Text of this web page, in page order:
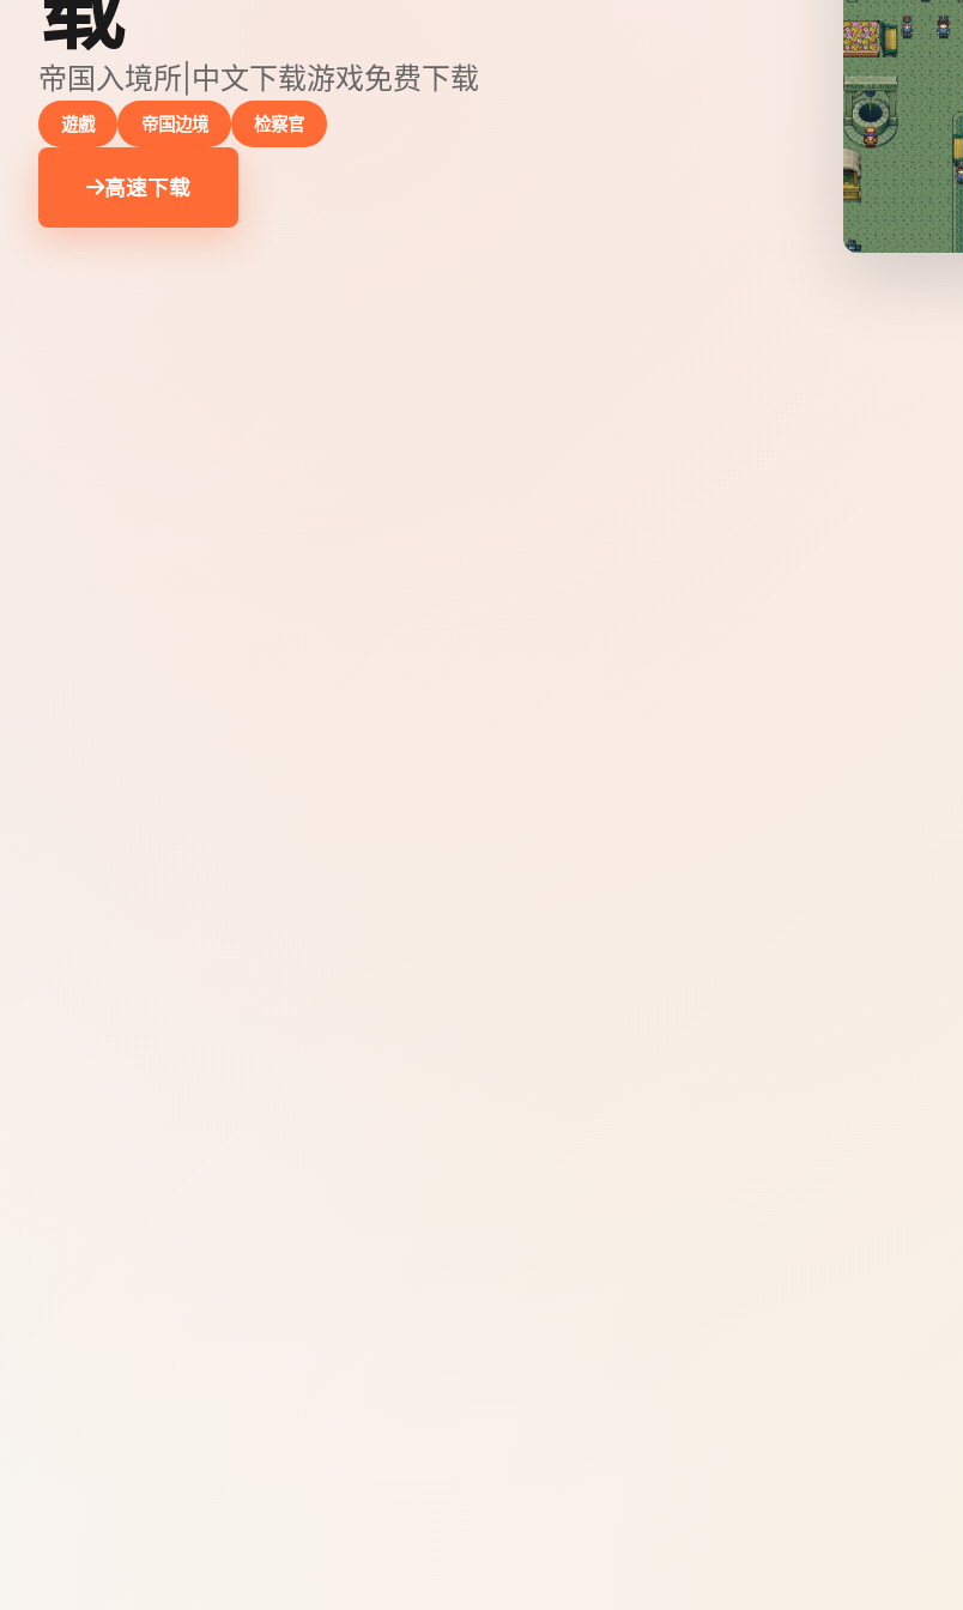
帝国入境所|中文下载游戏免费下载
遊戲 帝国边境 检察官
高速下载